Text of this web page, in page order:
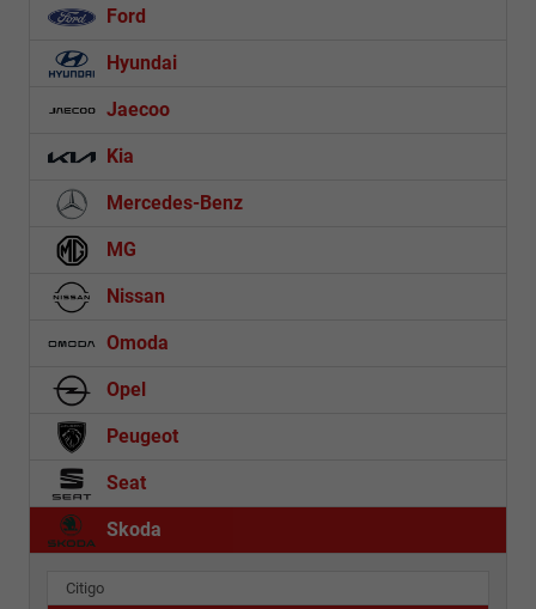
Ford
Hyundai
Jaecoo
Kia
Mercedes-Benz
MG
Nissan
Omoda
Opel
Peugeot
Seat
Skoda
Citigo